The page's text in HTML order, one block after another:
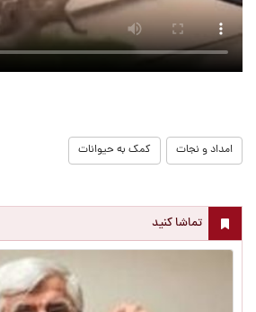
امداد و نجات کمک به حیوانات
تماشا کنید